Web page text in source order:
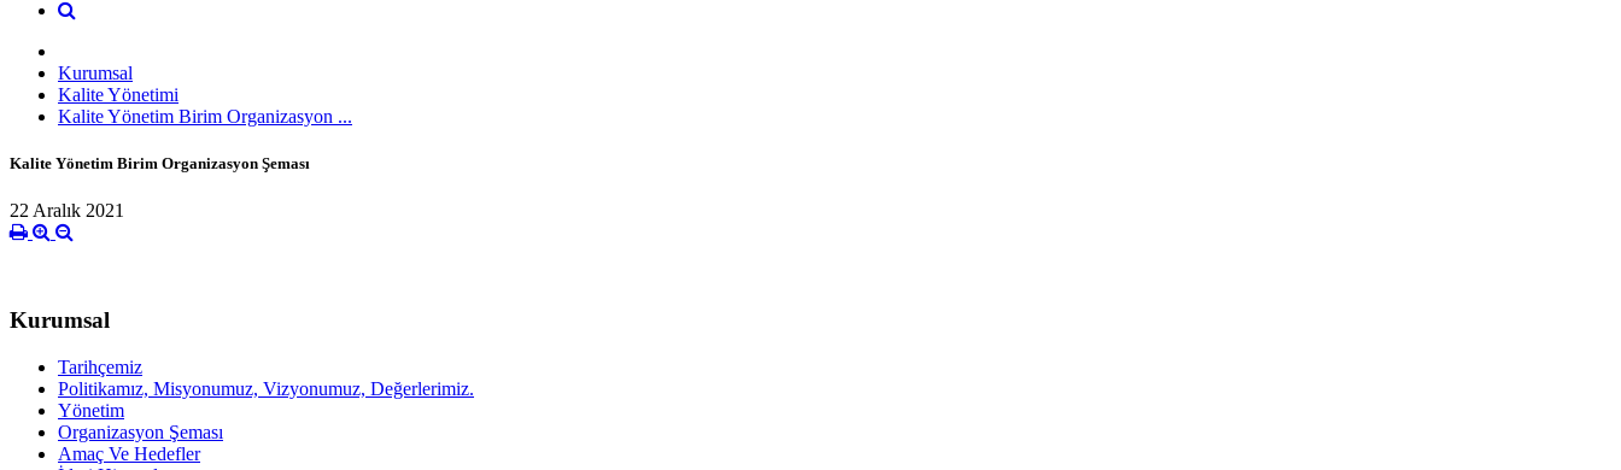
Kurumsal
Kalite Yönetimi
Kalite Yönetim Birim Organizasyon ...
Kalite Yönetim Birim Organizasyon Şeması
22 Aralık 2021
Kurumsal
Tarihçemiz
Politikamız, Misyonumuz, Vizyonumuz, Değerlerimiz.
Yönetim
Organizasyon Şeması
Amaç Ve Hedefler